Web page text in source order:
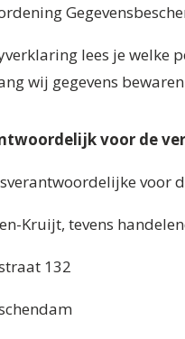
lees je welke
wij gegevens
voor de
voor
Kruijt, tevens
132